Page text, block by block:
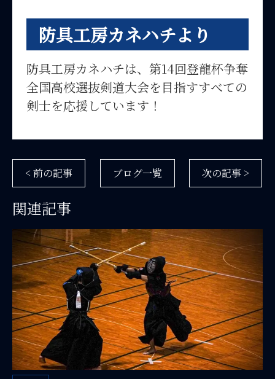
防具工房カネハチより
防具工房カネハチは、第14回登龍杯争奪
全国高校選抜剣道大会を目指すすべての
剣士を応援しています！
< 前の記事 ブログ一覧 次の記事 >
関連記事